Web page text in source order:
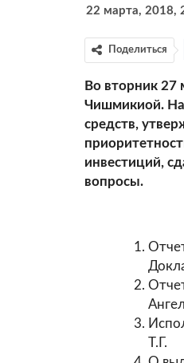
22 марта, 2018,
Поделиться
Во вторник 27
Чишмикиой. На
средств,
инвестиций,
вопросы.
Т.Г.